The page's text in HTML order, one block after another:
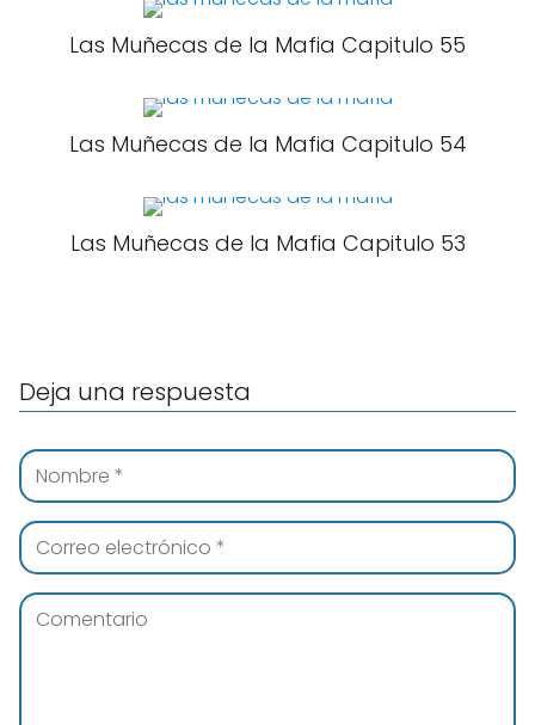
Las Muñecas de la Mafia Capitulo 55
Las Muñecas de la Mafia Capitulo 54
Las Muñecas de la Mafia Capitulo 53
Deja una respuesta